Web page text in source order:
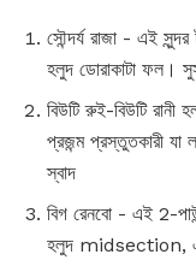
সৌন্দর্য রাজা - এই
হলুদ ডোরাকাটা ফল।
বিউটি রুই-বিউটি রানী
প্রজন্ম প্রস্তুতকারী যা
স্বাদ
বিগ রেনবো - এই 2-
হলুদ midsection,